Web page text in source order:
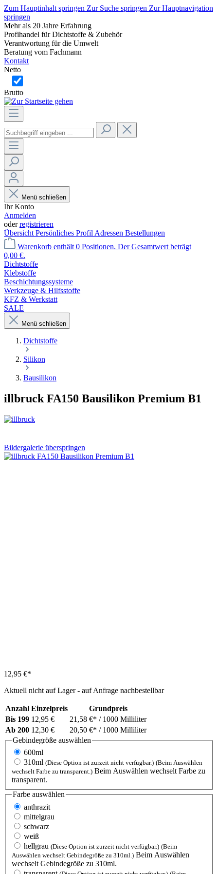
Zum Hauptinhalt springen Zur Suche springen Zur Hauptnavigation
springen
Mehr als 20 Jahre Erfahrung
Profihandel für Dichtstoffe & Zubehör
Verantwortung für die Umwelt
Beratung vom Fachmann
Kontakt
Netto
Brutto
Menü schließen
Ihr Konto
Anmelden
oderregistrieren
Übersicht Persönliches Profil Adressen Bestellungen
Warenkorb enthält 0 Positionen. Der Gesamtwert beträgt
0,00 €.
Dichtstoffe
Klebstoffe
Beschichtungssysteme
Werkzeuge & Hilfsstoffe
KFZ & Werkstatt
SALE
Menü schließen
Dichtstoffe
Silikon
Bausilikon
illbruck FA150 Bausilikon Premium B1
Bildergalerie überspringen
12,95 €*
Aktuell nicht auf Lager - auf Anfrage nachbestellbar
Anzahl Einzelpreis
Grundpreis
Bis 199 12,95 € 21,58 €* / 1000 Milliliter
Ab 200 12,30 € 20,50 €* / 1000 Milliliter
Gebindegröße auswählen
600ml
310ml (Diese Option ist zurzeit nicht verfügbar.) (Beim Auswählen
wechselt Farbe zu transparent.) Beim Auswählen wechselt Farbe zu
transparent.
Farbe auswählen
anthrazit
mittelgrau
schwarz
weiß
hellgrau (Diese Option ist zurzeit nicht verfügbar.) (Beim
Auswählen wechselt Gebindegröße zu 310ml.) Beim Auswählen
wechselt Gebindegröße zu 310ml.